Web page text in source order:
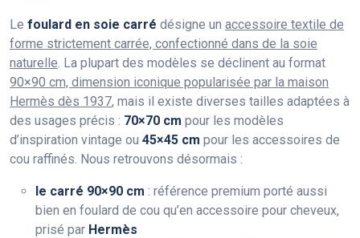
Le foulard en soie carré désigne un accessoire textile de
forme strictement carrée, confectionné dans de la soie
naturelle . La plupart des modèles se déclinent au format
90×90 cm, dimension iconique popularisée par la maison
Hermès dès 1937, mais il existe diverses tailles adaptées à
des usages précis : 70×70 cm pour les modèles
d’inspiration vintage ou 45×45 cm pour les accessoires de
cou raffinés. Nous retrouvons désormais :
le carré 90×90 cm : référence premium porté aussi
bien en foulard de cou qu’en accessoire pour cheveux,
prisé par Hermès